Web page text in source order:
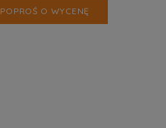
POPROŚ O WYCENĘ